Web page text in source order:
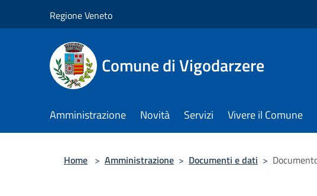
Regione Veneto
Comune di Vigodarzere
Amministrazione Novità Servizi Vivere il Comune
Home > Amministrazione > Documenti e dati >